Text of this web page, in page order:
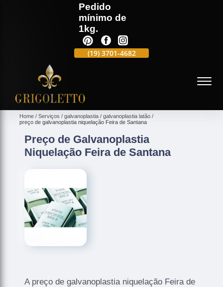
Pedido
mínimo de
1kg.
(19) 3701-4682 (19)
Home Serviços galvanoplastia
galvanoplastia latão
preço de galvanoplastia niquelação Feira de Santana
Preço de Galvanoplastia
Niquelação Feira de Santana
A preço de galvanoplastia niquelação Feira de